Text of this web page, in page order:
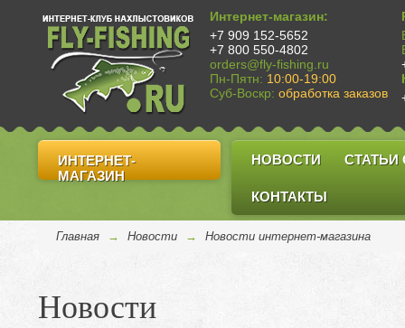
Интернет-магазин:
+7 909 152-5652
+7 800 550-4802
orders@fly-fishing.ru
Пн-Пятн: 10:00-19:00
Суб-Воскр: обработка заказов
ИНТЕРНЕТ-
МАГАЗИН
НОВОСТИ СТАТЬИ
КОНТАКТЫ
Главная → Новости → Новости интернет-магазина
Новости